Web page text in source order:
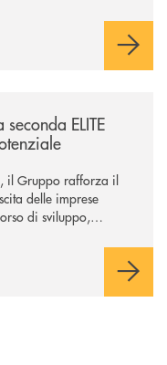
dell’operazione.
ELITE
il Gruppo rafforza il
delle imprese
di sviluppo,